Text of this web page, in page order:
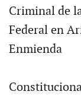
Criminal de
Federal en
Enmienda